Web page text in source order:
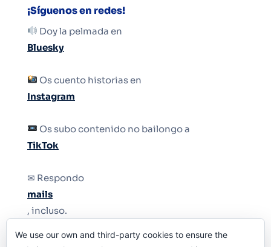
¡Síguenos en redes!
Doy la pelmada en
Bluesky
Os cuento historias en
Instagram
Os subo contenido no bailongo a
TikTok
✉ Respondo
mails
, incluso.
Y si una persona no puede tener teléfono, que
We use our own and third-party cookies to ensure the